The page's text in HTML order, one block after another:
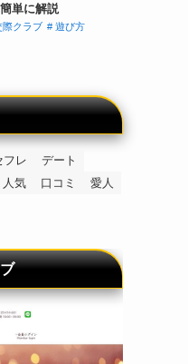
単に解説
際クラブ
遊び方
フレ
デート
人気 口コミ
愛人